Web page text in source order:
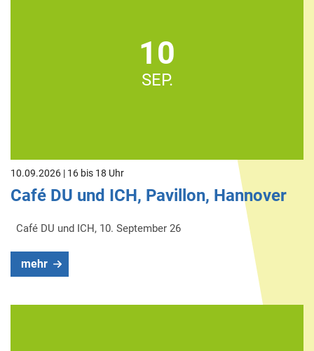
10
SEP.
10.09.2026 | 16 bis 18 Uhr
Café DU und ICH, Pavillon, Hannover
Café DU und ICH, 10. September 26
mehr